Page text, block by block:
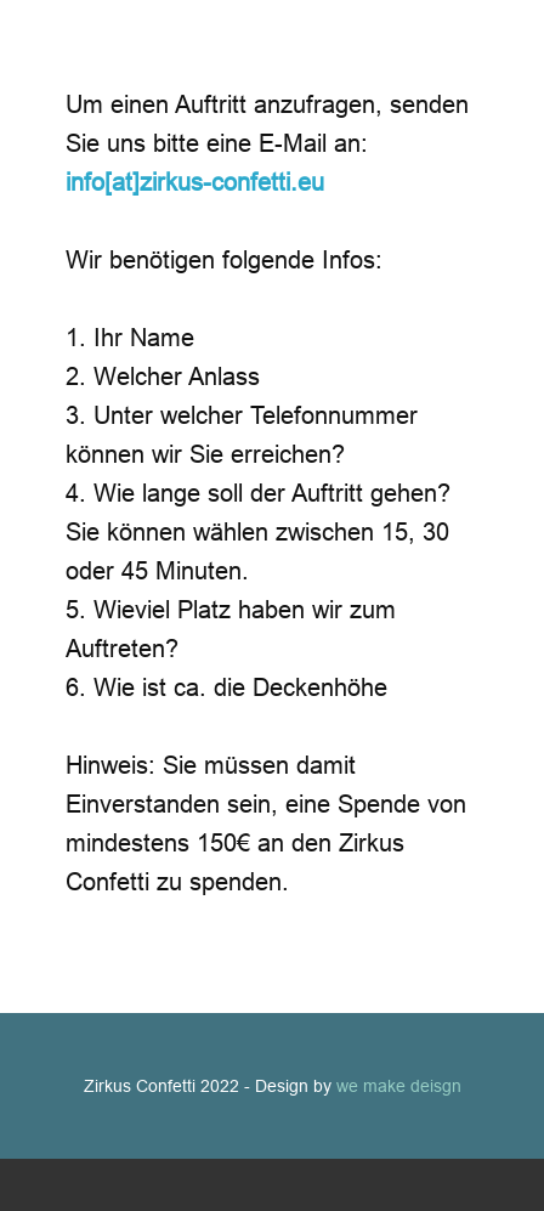
Um einen Auftritt anzufragen, senden
Sie uns bitte eine E-Mail an:
info[at]zirkus-confetti.eu
Wir benötigen folgende Infos:
1. Ihr Name
2. Welcher Anlass
3. Unter welcher Telefonnummer
können wir Sie erreichen?
4. Wie lange soll der Auftritt gehen?
Sie können wählen zwischen 15, 30
oder 45 Minuten.
5. Wieviel Platz haben wir zum
Auftreten?
6. Wie ist ca. die Deckenhöhe
Hinweis: Sie müssen damit
Einverstanden sein, eine Spende von
mindestens 150€ an den Zirkus
Confetti zu spenden.
Zirkus Confetti 2022 - Design by we make deisgn